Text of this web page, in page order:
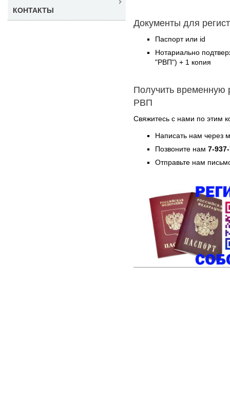
Документы для
Паспорт или id
Нотариально
"РВП") + 1 копия
Получить временную
РВП
Свяжитесь с нами по этим
Написать нам через
Позвоните нам 7-
Отправьте нам
КОНТАКТЫ